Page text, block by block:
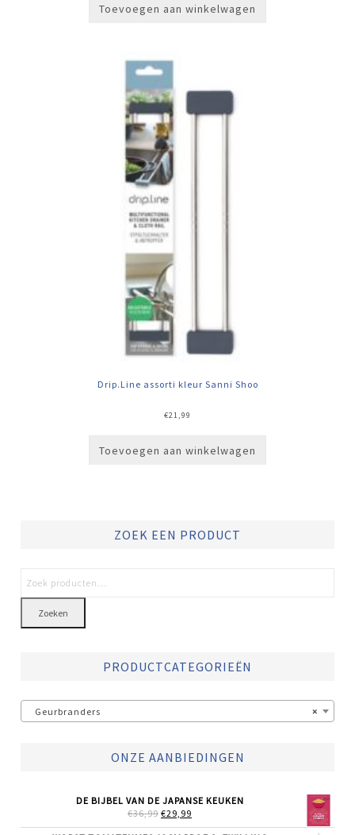
Toevoegen aan winkelwagen
Drip.Line assorti kleur Sanni Shoo
€21,99
Toevoegen aan winkelwagen
ZOEK EEN PRODUCT
Zoeken
PRODUCTCATEGORIEËN
×
Geurbranders
ONZE AANBIEDINGEN
DE BIJBEL VAN DE JAPANSE KEUKEN
€36,99 OORSPRONKELIJKE
€29,99